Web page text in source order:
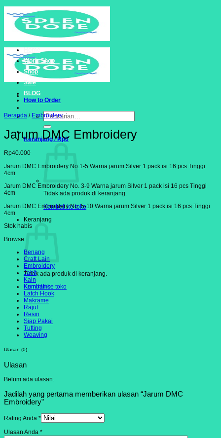
Skip
to
content
How to Order
Pencarian
untuk:
Keranjang /Rp0
Tidak ada produk di keranjang.
Kembali ke toko
Keranjang
Tidak ada produk di keranjang.
Kembali ke toko
Work-Shop
Shop
Sale
BLOG
Beranda / Embroidery
Jarum DMC Embroidery
Rp40.000
Jarum DMC Embroidery No.1-5 Warna jarum Silver 1 pack isi 16 pcs Tinggi
4cm
Jarum DMC Embroidery No. 3-9 Warna jarum Silver 1 pack isi 16 pcs Tinggi
4cm
Jarum DMC Embroidery No. 5-10 Warna jarum Silver 1 pack isi 16 pcs Tinggi
4cm
Stok habis
Browse
Benang
Craft Lain
Embroidery
Jahit
Kain
Kumihimo
Latch Hook
Makrame
Rajut
Resin
Siap Pakai
Tufting
Weaving
Ulasan (0)
Ulasan
Belum ada ulasan.
Jadilah yang pertama memberikan ulasan “Jarum DMC
Embroidery”
Rating Anda *
Ulasan Anda *